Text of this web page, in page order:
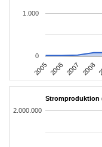
2005 2006 2007 2008
0
1.000
Stromproduktion
2.000.000